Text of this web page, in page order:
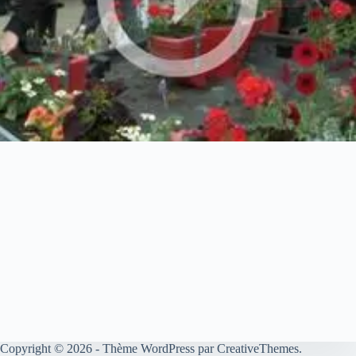
Copyright © 2026 - Thème WordPress parCreativeThemes.